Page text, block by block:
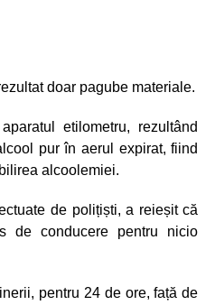
doar pagube materiale.
etilometru, rezultând
pur în aerul expirat, fiind
alcoolemiei.
de polițiști, a reieșit că
de conducere pentru nicio
pentru 24 de ore, față de